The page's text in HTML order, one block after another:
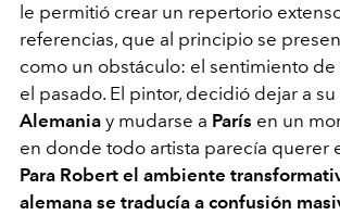
le permitió crear un repertorio
referencias, que al principio se
como un obstáculo: el sentimiento
el pasado. El pintor, decidió dejar a su
Alemania y mudarse a París en un
en donde todo artista parecía querer
Para Robert el ambiente
alemana se traducía a confusión